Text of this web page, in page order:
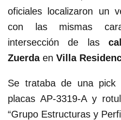
oficiales localizaron un
con las mismas
intersección de las
Zuerdaen Villa
Se trataba de una pick
placas AP-3319-A y
“Grupo Estructuras y